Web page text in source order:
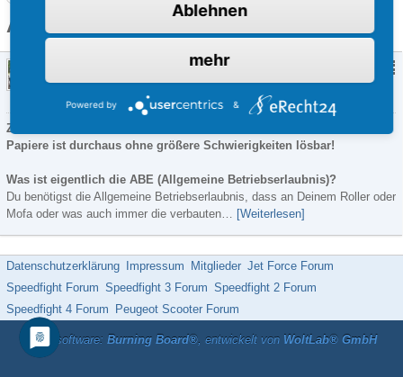
Artikel mit dem Tag „Roller papiere“
Rollerpapiere verloren - was tun?
und das
Zunächst einmal: alles halb so schlimm, das Problem der fehlenden
Papiere ist durchaus ohne größere Schwierigkeiten lösbar!
Was ist eigentlich die ABE (Allgemeine Betriebserlaubnis)?
Du benötigst die Allgemeine Betriebserlaubnis, dass an Deinem Roller oder
Mofa oder was auch immer die verbauten… [Weiterlesen]
Datenschutzerklärung Impressum Mitglieder Jet Force Forum
Speedfight Forum Speedfight 3 Forum Speedfight 2 Forum
Speedfight 4 Forum
Peugeot Scooter Forum
Forensoftware: Burning Board®, entwickelt von WoltLab® GmbH
Ablehnen
mehr
Powered by &